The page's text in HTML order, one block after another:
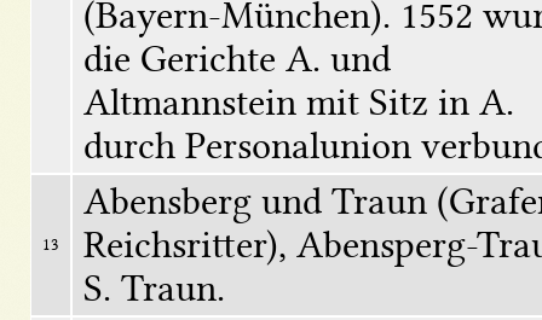
(Bayern-München). 1552
die Gerichte A. und
Altmannstein mit Sitz in A.
durch Personalunion
13
Abensberg und Traun
Reichsritter), Abensperg-
S. Traun.